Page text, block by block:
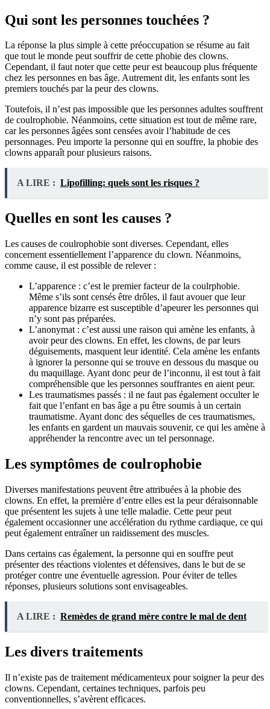
Qui sont les personnes touchées ?
La réponse la plus simple à cette préoccupation se résume au fait
que tout le monde peut souffrir de cette phobie des clowns.
Cependant, il faut noter que cette peur est beaucoup plus fréquente
chez les personnes en bas âge. Autrement dit, les enfants sont les
premiers touchés par la peur des clowns.
Toutefois, il n’est pas impossible que les personnes adultes souffrent
de coulrophobie. Néanmoins, cette situation est tout de même rare,
car les personnes âgées sont censées avoir l’habitude de ces
personnages. Peu importe la personne qui en souffre, la phobie des
clowns apparaît pour plusieurs raisons.
A LIRE : Lipofilling: quels sont les risques ?
Quelles en sont les causes ?
Les causes de coulrophobie sont diverses. Cependant, elles
concernent essentiellement l’apparence du clown. Néanmoins,
comme cause, il est possible de relever :
L’apparence : c’est le premier facteur de la coulrphobie.
Même s’ils sont censés être drôles, il faut avouer que leur
apparence bizarre est susceptible d’apeurer les personnes qui
n’y sont pas préparées.
L’anonymat : c’est aussi une raison qui amène les enfants, à
avoir peur des clowns. En effet, les clowns, de par leurs
déguisements, masquent leur identité. Cela amène les enfants
à ignorer la personne qui se trouve en dessous du masque ou
du maquillage. Ayant donc peur de l’inconnu, il est tout à fait
compréhensible que les personnes souffrantes en aient peur.
Les traumatismes passés : il ne faut pas également occulter le
fait que l’enfant en bas âge a pu être soumis à un certain
traumatisme. Ayant donc des séquelles de ces traumatismes,
les enfants en gardent un mauvais souvenir, ce qui les amène à
appréhender la rencontre avec un tel personnage.
Les symptômes de coulrophobie
Diverses manifestations peuvent être attribuées à la phobie des
clowns. En effet, la première d’entre elles est la peur déraisonnable
que présentent les sujets à une telle maladie. Cette peur peut
également occasionner une accélération du rythme cardiaque, ce qui
peut également entraîner un raidissement des muscles.
Dans certains cas également, la personne qui en souffre peut
présenter des réactions violentes et défensives, dans le but de se
protéger contre une éventuelle agression. Pour éviter de telles
réponses, plusieurs solutions sont envisageables.
A LIRE : Remèdes de grand mère contre le mal de dent
Les divers traitements
Il n’existe pas de traitement médicamenteux pour soigner la peur des
clowns. Cependant, certaines techniques, parfois peu
conventionnelles, s’avèrent efficaces.